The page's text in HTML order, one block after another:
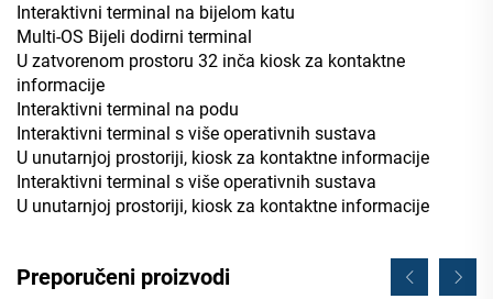
Interaktivni terminal na bijelom katu
Multi-OS Bijeli dodirni terminal
U zatvorenom prostoru 32 inča kiosk za kontaktne
informacije
Interaktivni terminal na podu
Interaktivni terminal s više operativnih sustava
U unutarnjoj prostoriji, kiosk za kontaktne informacije
Interaktivni terminal s više operativnih sustava
U unutarnjoj prostoriji, kiosk za kontaktne informacije
Preporučeni proizvodi